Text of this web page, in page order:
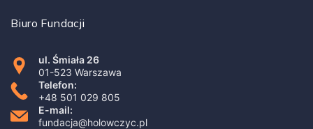
Biuro Fundacji
ul. Śmiała 26
01-523 Warszawa
Telefon:
+48 501 029 805
E-mail:
fundacja@holowczyc.pl